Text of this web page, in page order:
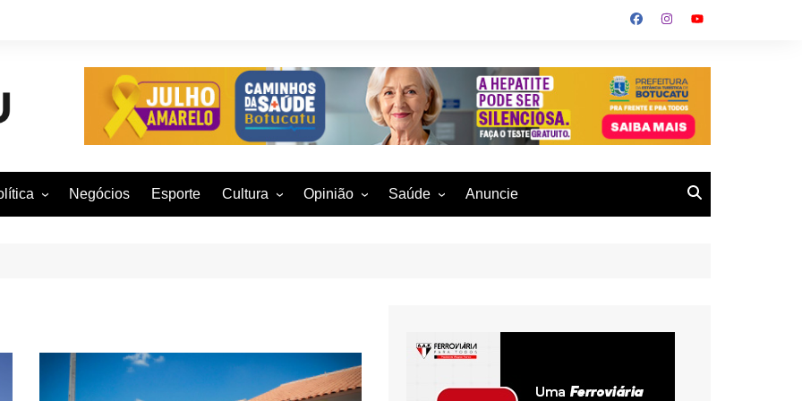
Negócios Esporte Cultura
Literatura
Opinião
Jorge Martins
Giovanni Mockus- De
Brasília para Botucatu
Saúde Anuncie